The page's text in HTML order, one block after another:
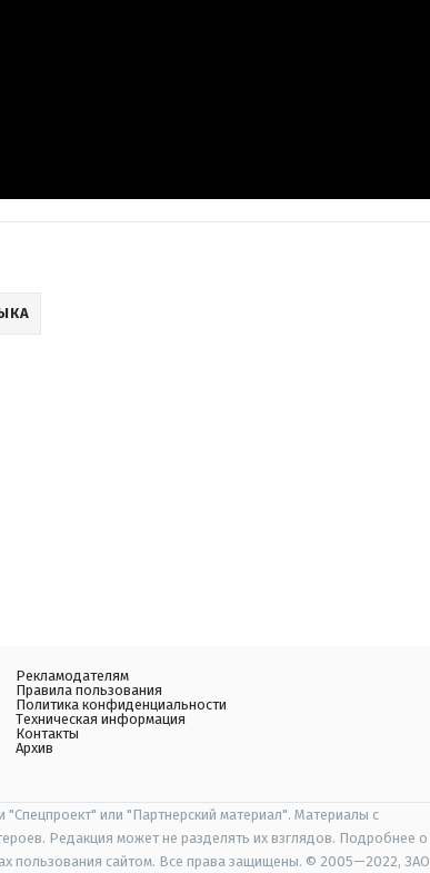
Рекламодателям
Правила пользования
Политика конфиденциальности
Техническая информация
Контакты
Архив
или "Партнерский материал". Материалы с
Редакция может не разделять их взглядов. Подробнее о
пользования сайтом. Все права защищены. © 2005—2022, ЗАО